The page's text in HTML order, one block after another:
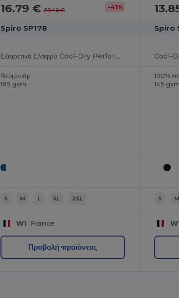
16.79 € 28.40 € -41%
Spiro SP178
Εξαιρετικά Ελαφρύ Cool-Dry Performance Training Top
Φερμουάρ
185 gsm
S M L XL 2XL
W1 France
Προβολή προϊόντος
Spiro
100%
145 gsm
S M